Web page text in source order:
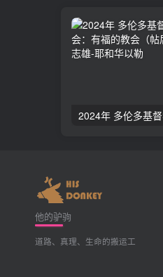
他的驴驹
道路、真理、生命的搬运工